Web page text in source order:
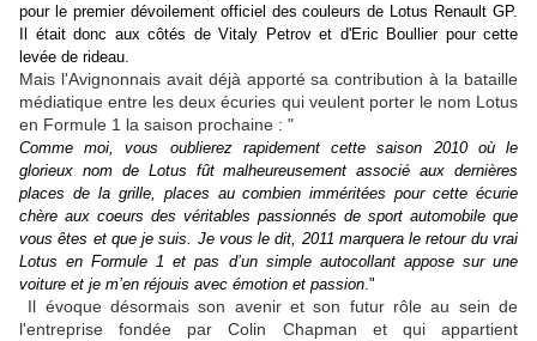
pour le premier dévoilement officiel des couleurs de Lotus Renault GP.
Il était donc aux côtés de Vitaly Petrov et d'Eric Boullier pour cette
levée de rideau.
Mais l'Avignonnais avait déjà apporté sa contribution à la bataille
médiatique entre les deux écuries qui veulent porter le nom Lotus
en Formule 1 la saison prochaine : "
Comme moi, vous oublierez rapidement cette saison 2010 où le
glorieux nom de Lotus fût malheureusement associé aux dernières
places de la grille, places au combien imméritées pour cette écurie
chère aux coeurs des véritables passionnés de sport automobile que
vous êtes et que je suis. Je vous le dit, 2011 marquera le retour du vrai
Lotus en Formule 1 et pas d’un simple autocollant appose sur une
voiture et je m’en réjouis avec émotion et passion."
Il évoque désormais son avenir et son futur rôle au sein de
l'entreprise fondée par Colin Chapman et qui appartient